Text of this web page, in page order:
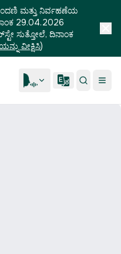
ಮತ್ತು ನಿರ್ವಹಣೆಯ
29.04.2026
ಸುತ್ತೋಲೆ, ದಿನಾಂಕ
ವೀಕ್ಷಿಸಿ)